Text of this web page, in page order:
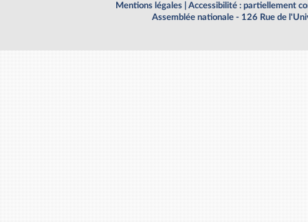
Mentions légales
Accessibilité : partiellement
Assemblée nationale - 126 Rue de